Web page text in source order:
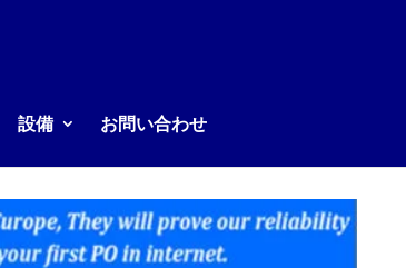
設備 お問い合わせ